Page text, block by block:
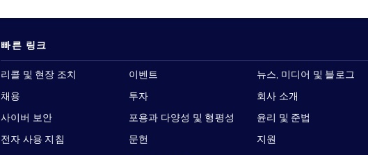
빠른 링크
리콜 및 현장 조치
채용
사이버 보안
전자 사용 지침
이벤트
투자
포용과 다양성 및 형평성
문헌
뉴스, 미디어 및 블로그
회사 소개
윤리 및 준법
지원